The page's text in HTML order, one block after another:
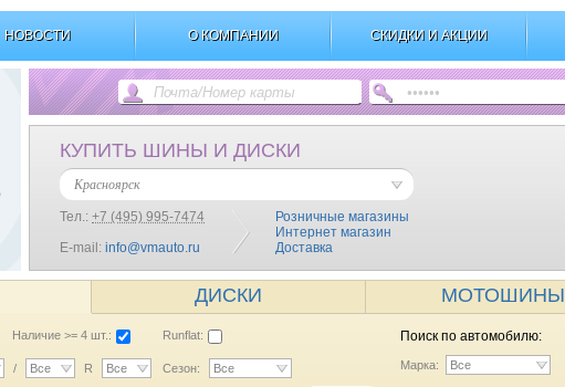
НОВОСТИ О КОМПАНИИ СКИДКИ И АКЦИИ
КУПИТЬ ШИНЫ И ДИСКИ
Красноярск
Тел.: +7 (495) 995-7474
E-mail: info@vmauto.ru
Розничные магазины
Интернет магазин
Доставка
ДИСКИ МОТОШИНЫ
Наличие >= 4 шт.: Runflat:
/ Все R Все Сезон: Все
Поиск по автомобилю:
Марка: Все